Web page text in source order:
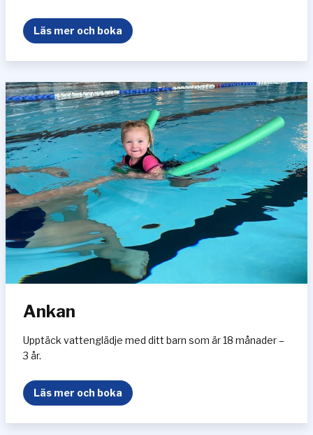
Läs mer och boka
ä
k
n
Ankan
Upptäck vattenglädje med ditt barn som är 18 månader –
3 år.
Läs mer och boka
n
k